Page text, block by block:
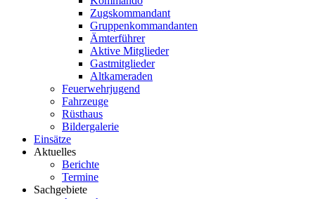
Zugskommandant
Gruppenkommandanten
Ämterführer
Aktive Mitglieder
Gastmitglieder
Altkameraden
Feuerwehrjugend
Fahrzeuge
Rüsthaus
Bildergalerie
Einsätze
Aktuelles
Berichte
Termine
Sachgebiete